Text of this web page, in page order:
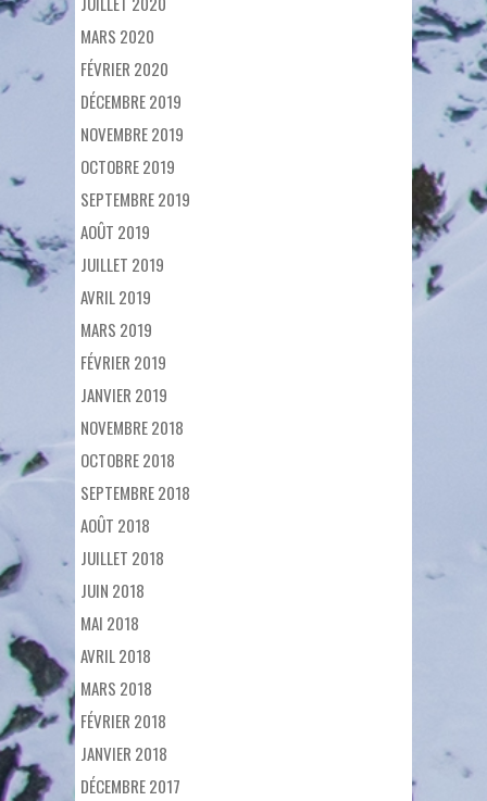
MARS 2020
FÉVRIER 2020
DÉCEMBRE 2019
NOVEMBRE 2019
OCTOBRE 2019
SEPTEMBRE 2019
AOÛT 2019
JUILLET 2019
AVRIL 2019
MARS 2019
FÉVRIER 2019
JANVIER 2019
NOVEMBRE 2018
OCTOBRE 2018
SEPTEMBRE 2018
AOÛT 2018
JUILLET 2018
JUIN 2018
MAI 2018
AVRIL 2018
MARS 2018
FÉVRIER 2018
JANVIER 2018
DÉCEMBRE 2017